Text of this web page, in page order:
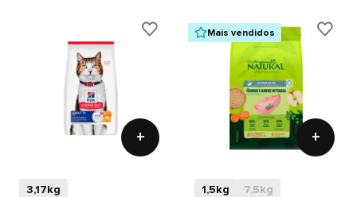
+
3,17kg
Mais vendidos
+
1,5kg
7,5kg